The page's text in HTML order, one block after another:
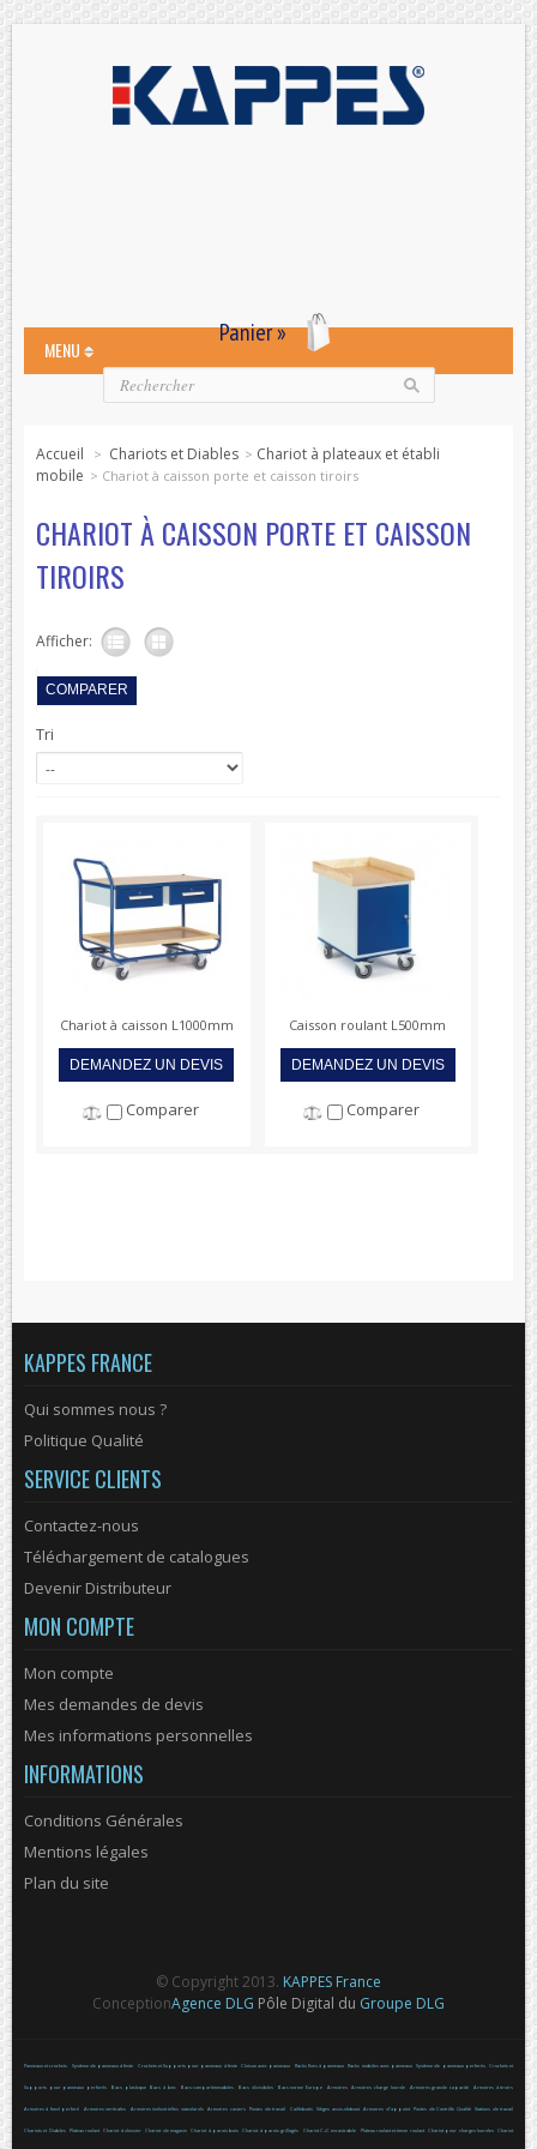
Panier »
MENU
Accueil > Chariots et Diables > Chariot à plateaux et établi
mobile > Chariot à caisson porte et caisson tiroirs
CHARIOT À CAISSON PORTE ET CAISSON
TIROIRS
Afficher:
Tri
Chariot à caisson L1000mm
DEMANDEZ UN DEVIS
Comparer
Caisson roulant L500mm
DEMANDEZ UN DEVIS
Comparer
KAPPES FRANCE
Qui sommes nous ?
Politique Qualité
SERVICE CLIENTS
Contactez-nous
Téléchargement de catalogues
Devenir Distributeur
MON COMPTE
Mon compte
Mes demandes de devis
Mes informations personnelles
INFORMATIONS
Conditions Générales
Mentions légales
Plan du site
© Copyright 2013. KAPPES France
ConceptionAgence DLG Pôle Digital du Groupe DLG
Panneaux et crochets Système de panneaux à fente Crochets et Supports pour panneaux à fente Cloison avec panneaux Racks fixes à panneaux Racks mobiles avec panneaux Système de panneaux perforés Crochets et
Supports pour panneaux perforés Bacs plastique Bacs à bec Bacs compartimenables Bacs divisibles Bacs norme Europe Armoires Armoires charge lourde Armoires grande capacité Armoires à tiroirs
Armoires à fond perforé Armoires verticales Armoires industrielles standards Armoires casiers Postes de travail Caillebotis Sièges assis-debout Armoires d'appoint Postes de Contrôle Qualité Stations de travail
Chariots et Diables Plateau roulant Chariot à dossier Chariot de magasin Chariot à parois bois Chariot à parois grillagés Chariot C+C encastrable Plateau roulant et timon roulant Chariot pour charges lourdes Chariot